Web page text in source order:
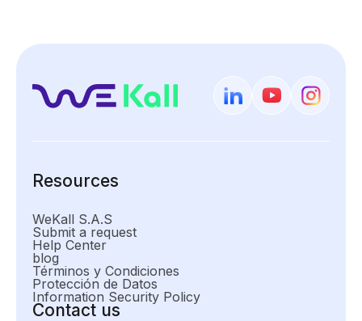
Resources
WeKall S.A.S
Submit a request
Help Center
blog
Términos y Condiciones
Protección de Datos
Information Security Policy
Contact us